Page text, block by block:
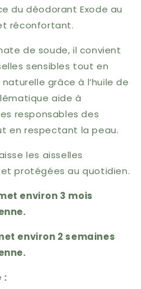
du déodorant Exode au
réconfortant.
de soude, il convient
sensibles tout en
grâce à l’huile de
aide à
responsables des
en respectant la peau.
les aisselles
protégées au quotidien.
environ 3 mois
environ 2 semaines
: